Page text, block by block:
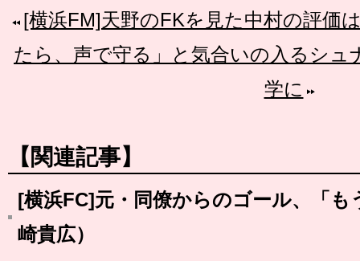
[横浜FM]天野のFKを見た中村の評価
たら、声で守る」と気合いの入るシュ
学に
【関連記事】
[横浜FC]元・同僚からのゴール、「
崎貴広）